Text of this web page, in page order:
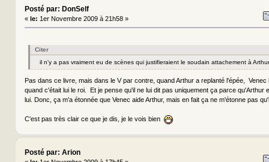
Posté par: DonSelf
« le: 1er Novembre 2009 à 21h58 »
Citer
il n'y a pas vraiment eu de scènes qui justifieraient le soudain attachement à
Pas dans ce livre, mais dans le V par contre, quand Arthur a replanté l'épée, Venec
quand c'était lui le roi. Et je pense qu'il ne lui dit pas uniquement ça parce qu'Arthur
lui. Donc, ça m'a étonnée que Venec aide Arthur, mais en fait ça ne m'étonne pas
C'est pas très clair ce que je dis, je le vois bien
Posté par: Arion